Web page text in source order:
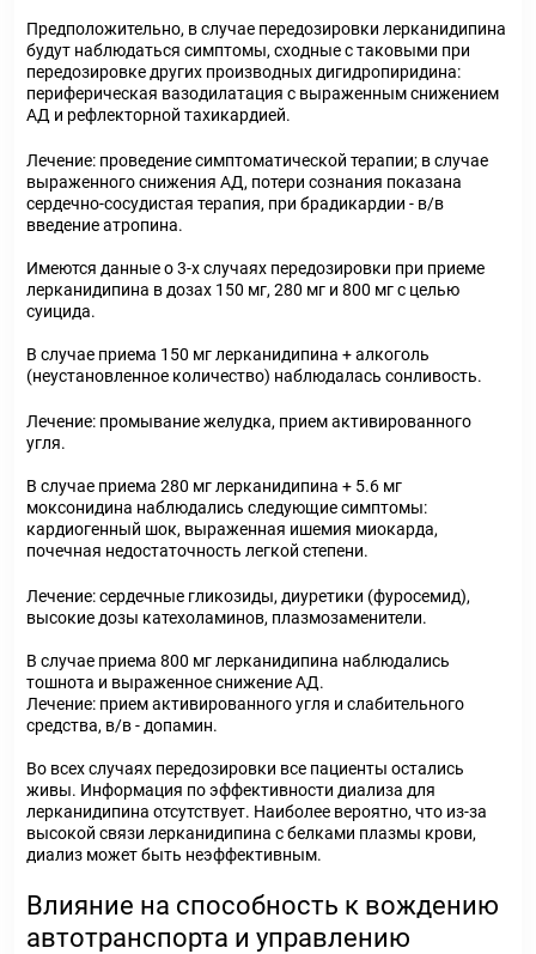
Предположительно, в случае передозировки лерканидипина
будут наблюдаться симптомы, сходные с таковыми при
передозировке других производных дигидропиридина:
периферическая вазодилатация с выраженным снижением
АД и рефлекторной тахикардией.
Лечение: проведение симптоматической терапии; в случае
выраженного снижения АД, потери сознания показана
сердечно-сосудистая терапия, при брадикардии - в/в
введение атропина.
Имеются данные о 3-х случаях передозировки при приеме
лерканидипина в дозах 150 мг, 280 мг и 800 мг с целью
суицида.
В случае приема 150 мг лерканидипина + алкоголь
(неустановленное количество) наблюдалась сонливость.
Лечение: промывание желудка, прием активированного
угля.
В случае приема 280 мг лерканидипина + 5.6 мг
моксонидина наблюдались следующие симптомы:
кардиогенный шок, выраженная ишемия миокарда,
почечная недостаточность легкой степени.
Лечение: сердечные гликозиды, диуретики (фуросемид),
высокие дозы катехоламинов, плазмозаменители.
В случае приема 800 мг лерканидипина наблюдались
тошнота и выраженное снижение АД.
Лечение: прием активированного угля и слабительного
средства, в/в - допамин.
Во всех случаях передозировки все пациенты остались
живы. Информация по эффективности диализа для
лерканидипина отсутствует. Наиболее вероятно, что из-за
высокой связи лерканидипина с белками плазмы крови,
диализ может быть неэффективным.
Влияние на способность к вождению
автотранспорта и управлению